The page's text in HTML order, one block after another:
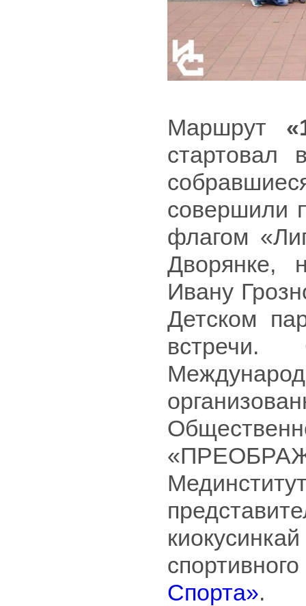
Маршрут
стартовал
совершили
флагом
Дворянке,
Ивану
Детском
встречи.
Спорта».